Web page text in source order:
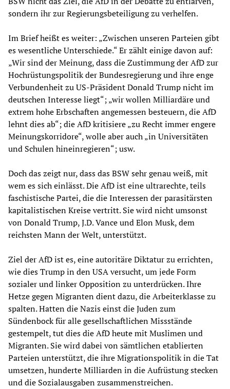
sondern ihr zur Regierungsbeteiligung zu verhelfen.
Im Brief heißt es weiter: „Zwischen unseren Parteien gibt
es wesentliche Unterschiede.“ Er zählt einige davon auf:
„Wir sind der Meinung, dass die Zustimmung der AfD zur
Hochrüstungspolitik der Bundesregierung und ihre enge
Verbundenheit zu US-Präsident Donald Trump nicht im
deutschen Interesse liegt“; „wir wollen Milliardäre und
extrem hohe Erbschaften angemessen besteuern, die AfD
lehnt dies ab“; die AfD kritisiere „zu Recht immer engere
Meinungskorridore“, wolle aber auch „in Universitäten
und Schulen hineinregieren“; usw.
Doch das zeigt nur, dass das BSW sehr genau weiß, mit
wem es sich einlässt. Die AfD ist eine ultrarechte, teils
faschistische Partei, die die Interessen der parasitärsten
kapitalistischen Kreise vertritt. Sie wird nicht umsonst
von Donald Trump, J.D. Vance und Elon Musk, dem
reichsten Mann der Welt, unterstützt.
Ziel der AfD ist es, eine autoritäre Diktatur zu errichten,
wie dies Trump in den USA versucht, um jede Form
sozialer und linker Opposition zu unterdrücken. Ihre
Hetze gegen Migranten dient dazu, die Arbeiterklasse zu
spalten. Hatten die Nazis einst die Juden zum
Sündenbock für alle gesellschaftlichen Missstände
gestempelt, tut dies die AfD heute mit Muslimen und
Migranten. Sie wird dabei von sämtlichen etablierten
Parteien unterstützt, die ihre Migrationspolitik in die Tat
umsetzen, hunderte Milliarden in die Aufrüstung stecken
und die Sozialausgaben zusammenstreichen.